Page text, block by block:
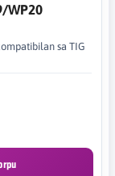
WP20
sa TIG